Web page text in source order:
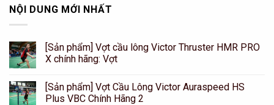
NỘI DUNG MỚI NHẤT
[Sản phẩm] Vợt cầu lông Victor Thruster HMR PRO
X chính hãng: Vợt
[Sản phẩm] Vợt Cầu Lông Victor Auraspeed HS
Plus VBC Chính Hãng 2